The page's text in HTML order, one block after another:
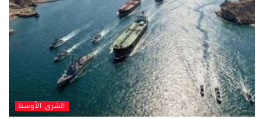
الشرق الأوسط